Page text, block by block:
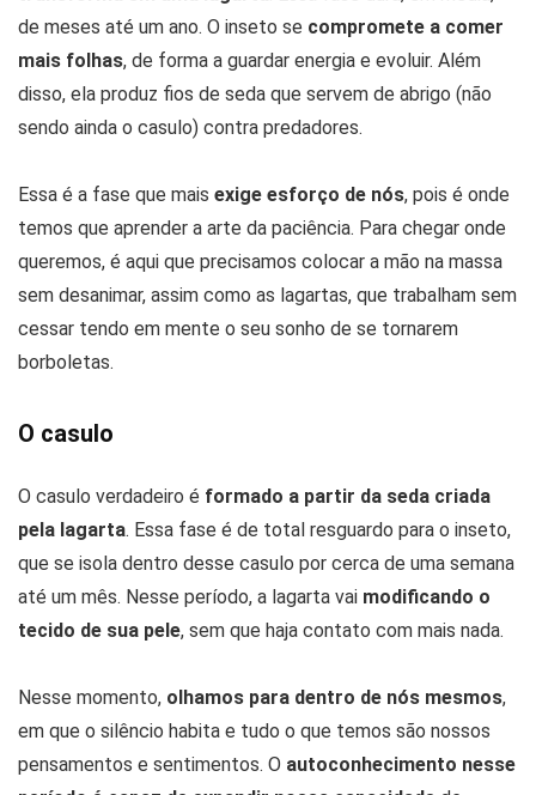
de meses até um ano. O inseto se compromete a comer
mais folhas, de forma a guardar energia e evoluir. Além
disso, ela produz fios de seda que servem de abrigo (não
sendo ainda o casulo) contra predadores.
Essa é a fase que mais exige esforço de nós, pois é onde
temos que aprender a arte da paciência. Para chegar onde
queremos, é aqui que precisamos colocar a mão na massa
sem desanimar, assim como as lagartas, que trabalham sem
cessar tendo em mente o seu sonho de se tornarem
borboletas.
O casulo
O casulo verdadeiro é formado a partir da seda criada
pela lagarta. Essa fase é de total resguardo para o inseto,
que se isola dentro desse casulo por cerca de uma semana
até um mês. Nesse período, a lagarta vai modificando o
tecido de sua pele, sem que haja contato com mais nada.
Nesse momento, olhamos para dentro de nós mesmos,
em que o silêncio habita e tudo o que temos são nossos
pensamentos e sentimentos. O autoconhecimento nesse